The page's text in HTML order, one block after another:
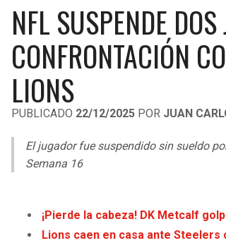
NFL SUSPENDE
CONFRONTACIÓN
LIONS
PUBLICADO 22/12/2025 POR JUAN
El jugador fue suspendido sin sueldo
Semana 16
¡Pierde la cabeza! DK Metcalf
Lions caen en casa ante